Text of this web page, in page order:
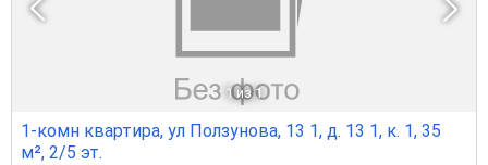
1 из 1
1-комн квартира, ул Ползунова, 13 1, д. 13 1, к. 1, 35
м², 2/5 эт.